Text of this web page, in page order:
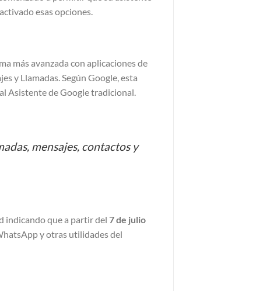
esas opciones.
más avanzada con aplicaciones de
y Llamadas. Según Google, esta
Asistente de Google tradicional.
mensajes, contactos y
indicando que a partir del 7 de julio
y otras utilidades del